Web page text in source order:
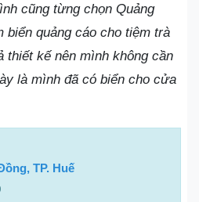
cũng từng chọn Quảng
biển quảng cáo cho tiệm trà
kế nên mình không cần
là mình đã có biển cho cửa
TP. Huế